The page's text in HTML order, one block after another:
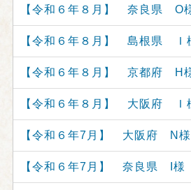
【令和６年８月】 奈良県 O
【令和６年８月】 島根県 Ｉ
【令和６年８月】 京都府 H
【令和６年８月】 大阪府 Ｉ
【令和６年7月】 大阪府 N様
【令和６年7月】 奈良県 I様